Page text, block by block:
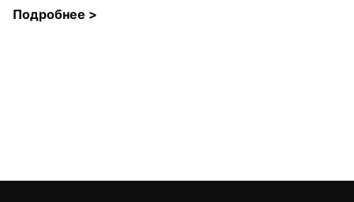
Подробнее >